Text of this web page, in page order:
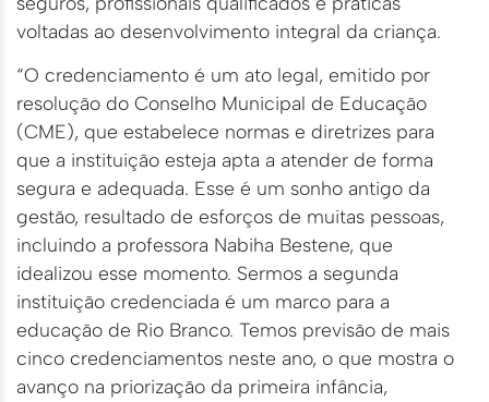
voltadas ao desenvolvimento integral da criança.
“O credenciamento é um ato legal, emitido por
resolução do Conselho Municipal de Educação
(CME), que estabelece normas e diretrizes para
que a instituição esteja apta a atender de forma
segura e adequada. Esse é um sonho antigo da
gestão, resultado de esforços de muitas pessoas,
incluindo a professora Nabiha Bestene, que
idealizou esse momento. Sermos a segunda
instituição credenciada é um marco para a
educação de Rio Branco. Temos previsão de mais
cinco credenciamentos neste ano, o que mostra o
avanço na priorização da primeira infância,